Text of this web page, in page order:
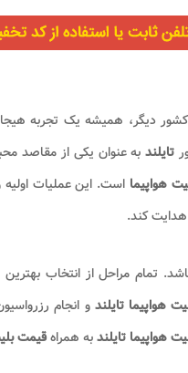
دیگر، همیشه یک تجربه
تایلند به عنوان یکی از مقاصد
هواپیما است. این عملیات اولیه
کند.
تمام مراحل از انتخاب بهترین
هواپیما تایلندو انجام
هواپیما تایلندبه همراهقیمت